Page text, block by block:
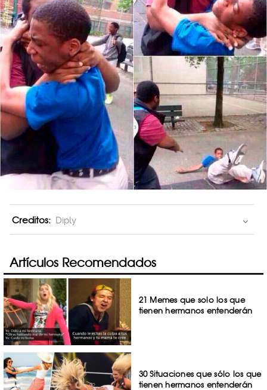
Creditos: Diply
Artículos Recomendados
21 Memes que solo los que
tienen hermanos entenderán
30 Situaciones que sólo los que
tienen hermanos entenderán